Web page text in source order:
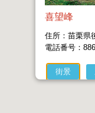
喜望峰
住所：苗栗県
電話番号：
街景